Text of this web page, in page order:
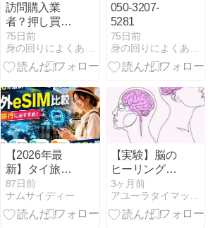
訪問購入業
者？押し買い
業者？
75日前
身の回りによくある詐欺について
050-3207-
5281
75日前
身の回りによくある詐欺について
【2026年最
新】タイ旅行
にも最適！格
安で便利なお
すすめ海外
87日前
ナムサイディー
【実験】脳の
ヒーリングを
始めてみた
3ヶ月前
アユーラタイマッサージスクール